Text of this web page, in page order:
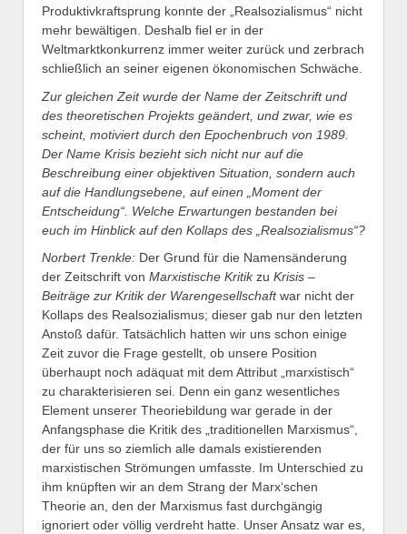
Produktivkraftsprung konnte der „Realsozialismus“ nicht
mehr bewältigen. Deshalb fiel er in der
Weltmarktkonkurrenz immer weiter zurück und zerbrach
schließlich an seiner eigenen ökonomischen Schwäche.
Zur gleichen Zeit wurde der Name der Zeitschrift und
des theoretischen Projekts geändert, und zwar, wie es
scheint, motiviert durch den Epochenbruch von 1989.
Der Name Krisis bezieht sich nicht nur auf die
Beschreibung einer objektiven Situation, sondern auch
auf die Handlungsebene, auf einen „Moment der
Entscheidung“. Welche Erwartungen bestanden bei
euch im Hinblick auf den Kollaps des „Realsozialismus“?
Norbert Trenkle: Der Grund für die Namensänderung
der Zeitschrift von Marxistische Kritikzu Krisis –
Beiträge zur Kritik der Warengesellschaftwar nicht der
Kollaps des Realsozialismus; dieser gab nur den letzten
Anstoß dafür. Tatsächlich hatten wir uns schon einige
Zeit zuvor die Frage gestellt, ob unsere Position
überhaupt noch adäquat mit dem Attribut „marxistisch“
zu charakterisieren sei. Denn ein ganz wesentliches
Element unserer Theoriebildung war gerade in der
Anfangsphase die Kritik des „traditionellen Marxismus“,
der für uns so ziemlich alle damals existierenden
marxistischen Strömungen umfasste. Im Unterschied zu
ihm knüpften wir an dem Strang der Marx‘schen
Theorie an, den der Marxismus fast durchgängig
ignoriert oder völlig verdreht hatte. Unser Ansatz war es,